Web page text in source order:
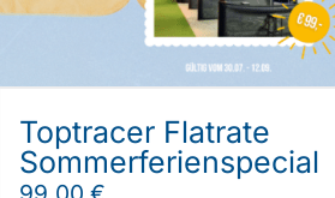
Toptracer Flatrate
Sommerferienspecial